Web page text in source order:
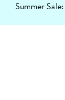
Summer Sale:
erfahren